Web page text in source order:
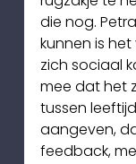
die nog.
kunnen is
zich sociaal
mee dat het
tussen
aangeven,
feedback,